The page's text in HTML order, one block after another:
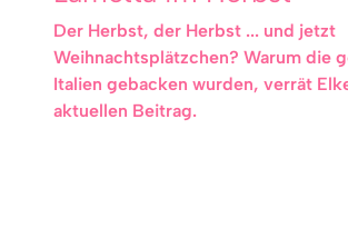
Der Herbst, der Herbst ... und jetzt
Weihnachtsplätzchen? Warum die
Italien gebacken wurden, verrät
aktuellen Beitrag.